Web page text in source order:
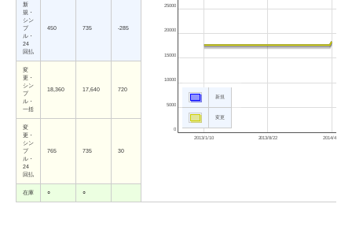
2013/1/10 2013/8/22 2014/4/3
0
5000
10000
15000
20000
25000
新規
変更
新
規・
シン
プ
ル・
24
回払
450 735 -285
変
更・
シン
プ
ル・
一括
18,360 17,640 720
変
更・
シン
プ
ル・
24
回払
765 735 30
在庫 ○ ○